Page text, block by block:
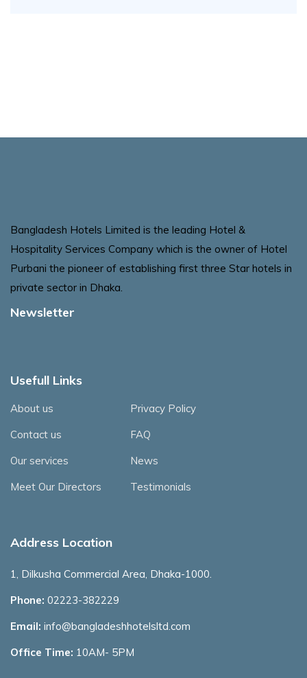
Bangladesh Hotels Limited is the leading Hotel &
Hospitality Services Company which is the owner of Hotel
Purbani the pioneer of establishing first three Star hotels in
private sector in Dhaka.
Newsletter
Usefull Links
About us
Contact us
Our services
Meet Our Directors
Privacy Policy
FAQ
News
Testimonials
Address Location
1, Dilkusha Commercial Area, Dhaka-1000.
Phone: 02223-382229
Email: info@bangladeshhotelsltd.com
Office Time: 10AM- 5PM